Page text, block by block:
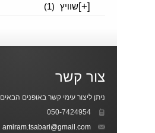
[+]שוויץ (1)
צור קשר
ניתן ליצור עימי קשר באופנים הבאים
050-7424954
amiram.tsabari@gmail.com